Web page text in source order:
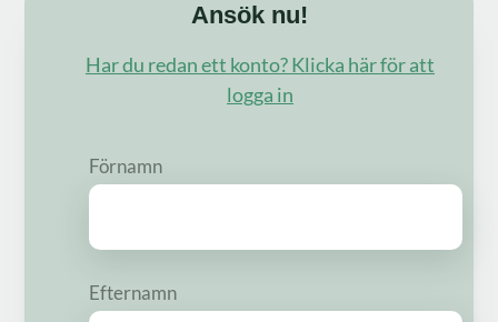
Ansök nu!
Har du redan ett konto? Klicka här för att
logga in
Förnamn
Efternamn